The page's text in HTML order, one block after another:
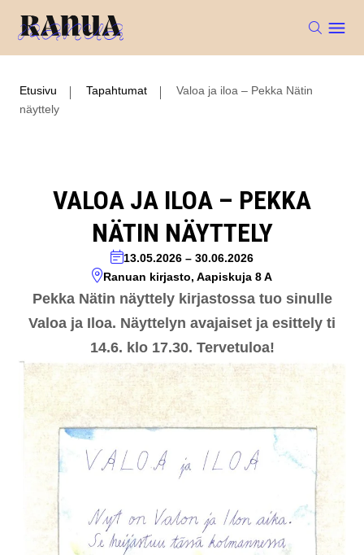
Etusivu Tapahtumat
Valoa ja iloa – Pekka Nätin
näyttely
VALOA JA ILOA – PEKKA
NÄTIN NÄYTTELY
13.05.2026 – 30.06.2026
Ranuan kirjasto, Aapiskuja 8 A
Pekka Nätin näyttely kirjastossa tuo sinulle
Valoa ja Iloa. Näyttelyn avajaiset ja esittely ti
14.6. klo 17.30. Tervetuloa!